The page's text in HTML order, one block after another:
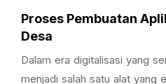
Proses Pembuatan
Desa
Dalam era digitalisasi yang
menjadi salah satu alat yang